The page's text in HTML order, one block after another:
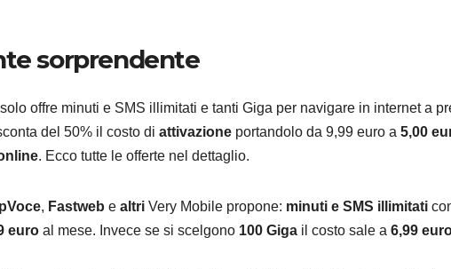
sorprendente
offre minuti e SMS illimitati e tanti Giga per navigare in internet a
del 50% il costo di attivazione portandolo da 9,99 euro a 5,00
. Ecco tutte le offerte nel dettaglio.
, Fastweb e altri Very Mobile propone: minuti e SMS illimitati
euro al mese. Invece se si scelgono 100 Giga il costo sale a 6,99
svela
modo